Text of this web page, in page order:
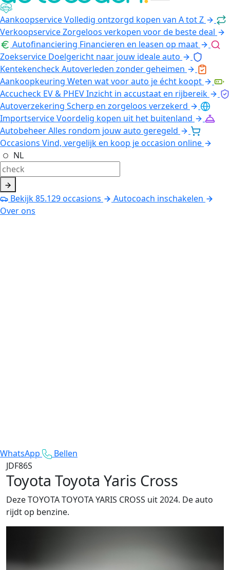
AankoopserviceVolledig ontzorgd kopen van A tot Z
VerkoopserviceZorgeloos verkopen voor de beste deal
Autofinanciering Financieren en leasen op maat
Zoekservice Doelgericht naar jouw ideale auto
KentekencheckAutoverleden zonder geheimen
Aankoopkeuring Weten wat voor auto je écht koopt
Accucheck EV & PHEVInzicht in accustaat en rijbereik
Autoverzekering Scherp en zorgeloos verzekerd
ImportserviceVoordelig kopen uit het buitenland
AutobeheerAlles rondom jouw auto geregeld
Occasions Vind, vergelijk en koop je occasion online
NL
Bekijk85.129occasions
Autocoach inschakelen
Over ons
WhatsApp
Bellen
JDF86S
Toyota Toyota Yaris Cross
Deze TOYOTA TOYOTA YARIS CROSS uit 2024. De auto
rijdt op benzine.